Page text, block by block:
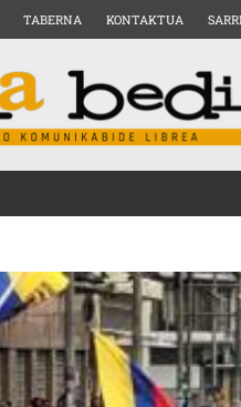
TABERNA KONTAKTUA